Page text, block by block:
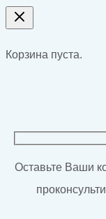
Корзина пуста.
Оставьте Ваши